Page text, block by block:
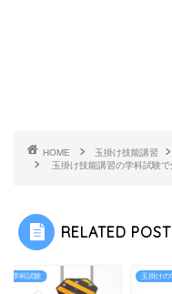
HOME 玉掛け技能講習
玉掛け技能講習の学科試験
RELATED POST
の学科試験 玉掛けの